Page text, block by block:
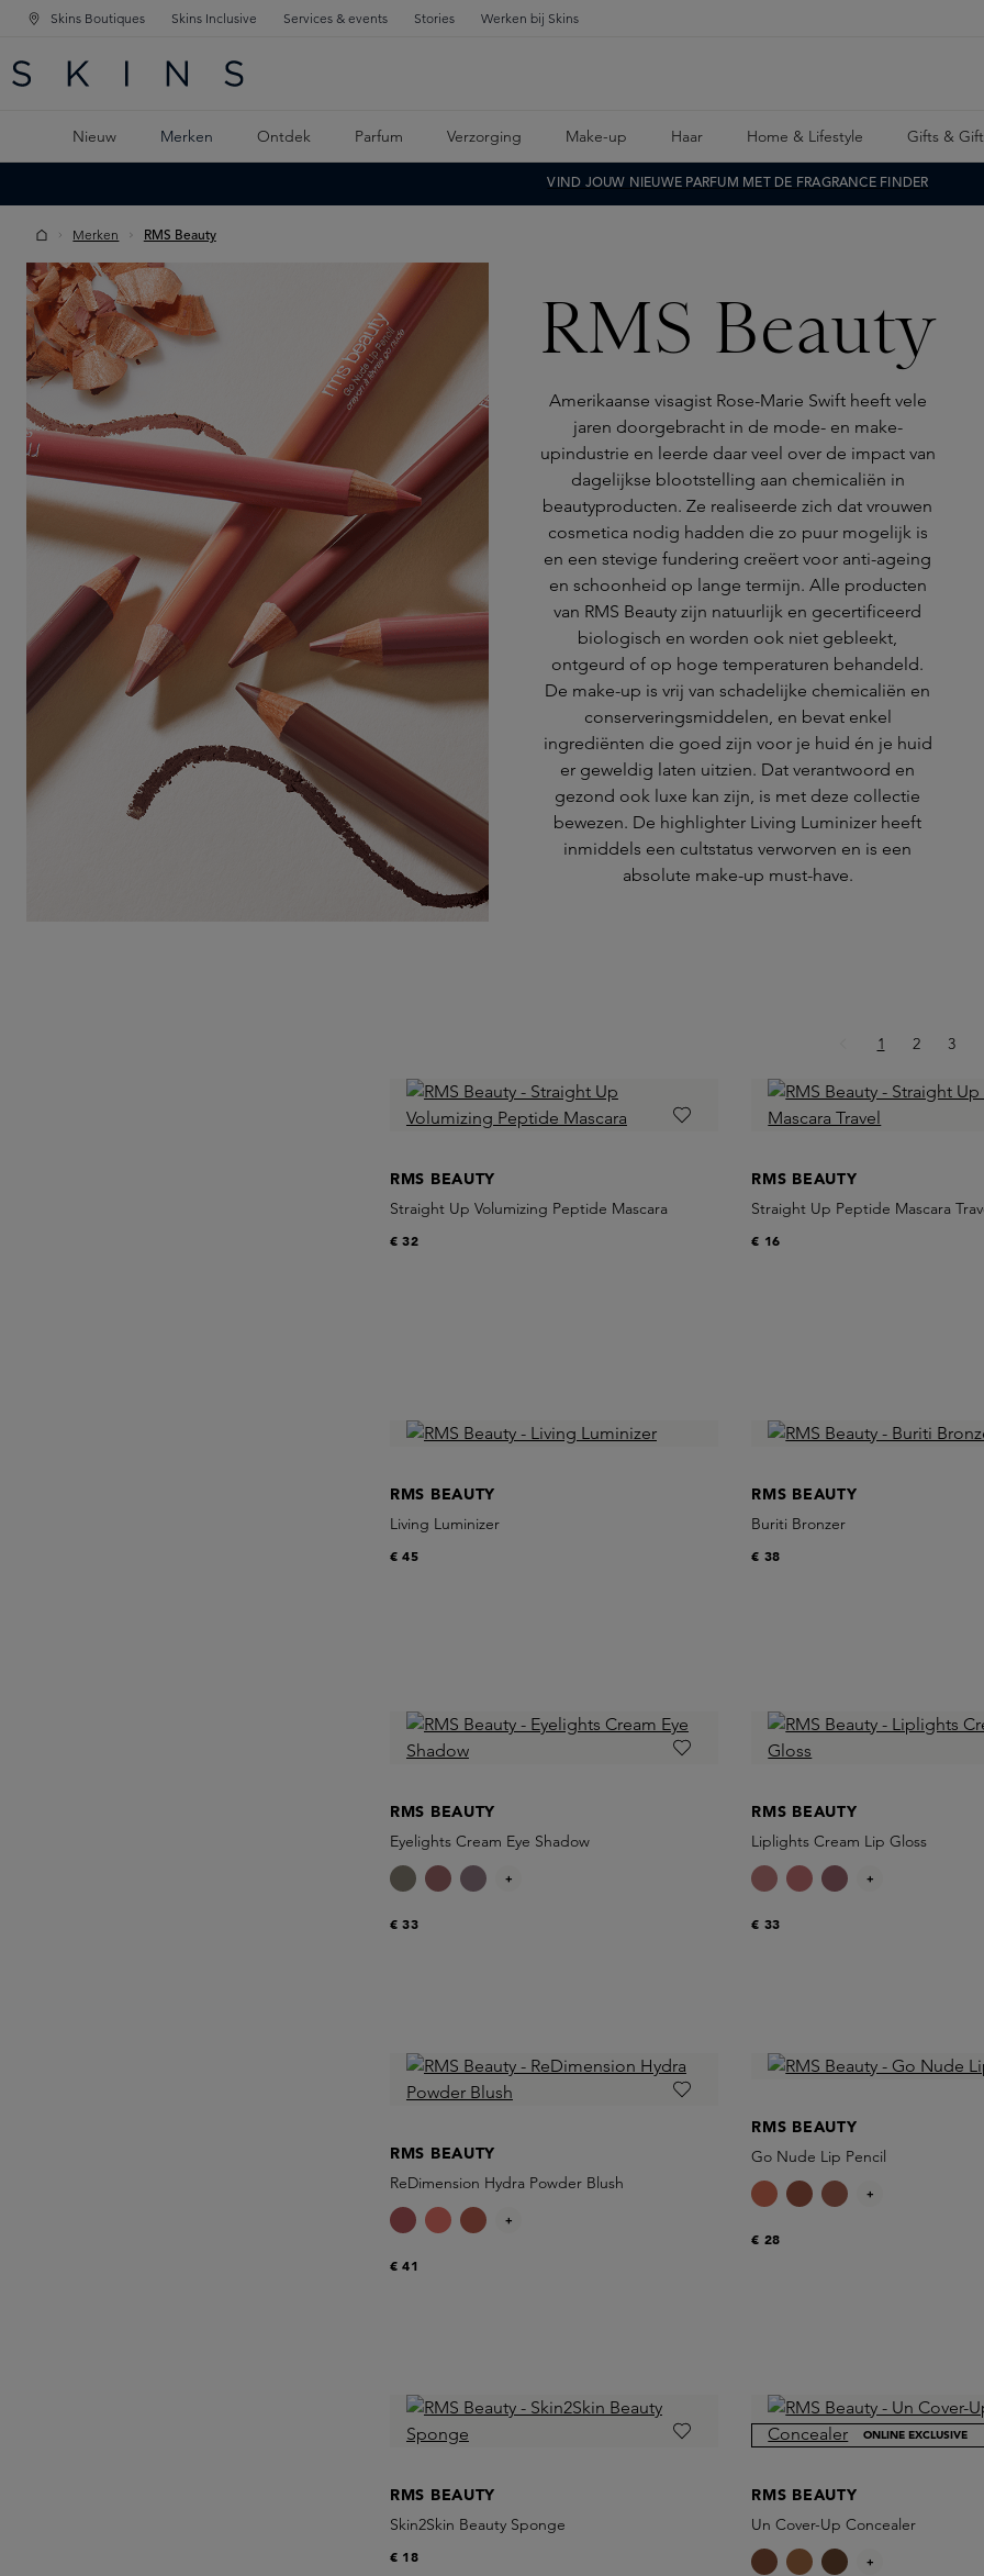
NAVIGATIE
DE HOOFDINHOUD
Skins Boutiques Skins Inclusive Services & events Stories Werken bij Skins
Nieuw Merken Ontdek Parfum Verzorging Make-up Haar Home & Lifestyle Gifts &
VIND JOUW NIEUWE PARFUM MET DE FRAGRANCE FINDER
Merken RMS Beauty
RMS Beauty
Amerikaanse visagist Rose-Marie Swift heeft vele
jaren doorgebracht in de mode- en make-
upindustrie en leerde daar veel over de impact van
dagelijkse blootstelling aan chemicaliën in
beautyproducten. Ze realiseerde zich dat vrouwen
cosmetica nodig hadden die zo puur mogelijk is
en een stevige fundering creëert voor anti-ageing
en schoonheid op lange termijn. Alle producten
van RMS Beauty zijn natuurlijk en gecertificeerd
biologisch en worden ook niet gebleekt,
ontgeurd of op hoge temperaturen behandeld.
De make-up is vrij van schadelijke chemicaliën en
conserveringsmiddelen, en bevat enkel
ingrediënten die goed zijn voor je huid én je huid
er geweldig laten uitzien. Dat verantwoord en
gezond ook luxe kan zijn, is met deze collectie
bewezen. De highlighter Living Luminizer heeft
inmiddels een cultstatus verworven en is een
absolute make-up must-have.
Pagina
1 Pagina
2 3
RMS BEAUTY
Straight Up Volumizing Peptide Mascara
€ 32
RMS BEAUTY
Straight Up Peptide Mascara
€ 16
RMS BEAUTY
Living Luminizer
€ 45
RMS BEAUTY
Buriti Bronzer
€ 38
RMS BEAUTY
Eyelights Cream Eye Shadow
€ 33
+
RMS BEAUTY
Liplights Cream Lip Gloss
€ 33
+
RMS BEAUTY
ReDimension Hydra Powder Blush
€ 41
+
RMS BEAUTY
Go Nude Lip Pencil
€ 28
+
RMS BEAUTY
Skin2Skin Beauty Sponge
€ 18
ONLINE EXCLUSIVE
RMS BEAUTY
Un Cover-Up Concealer
+